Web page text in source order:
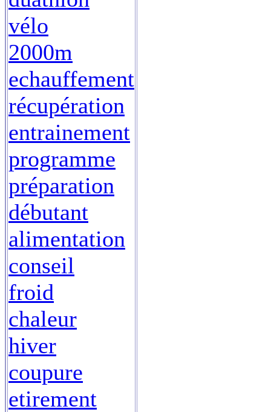
vélo
2000m
echauffement
récupération
entrainement
programme
préparation
débutant
alimentation
conseil
froid
chaleur
hiver
coupure
etirement